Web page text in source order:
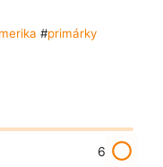
#primárky
6 radio_button_unchecked